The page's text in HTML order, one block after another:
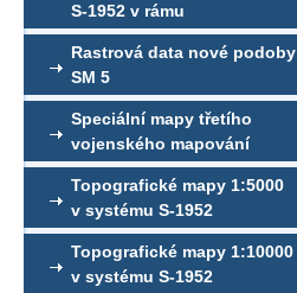
S-1952 v rámu
Rastrová data nové podoby
SM 5
Speciální mapy třetího
vojenského mapování
Topografické mapy 1:5000
v systému S-1952
Topografické mapy 1:10000
v systému S-1952